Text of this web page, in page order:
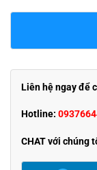
Liên hệ ngay để
Hotline:
CHAT với chúng